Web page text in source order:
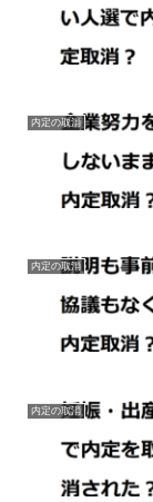
内定の取消
内定の取消
内定の取消